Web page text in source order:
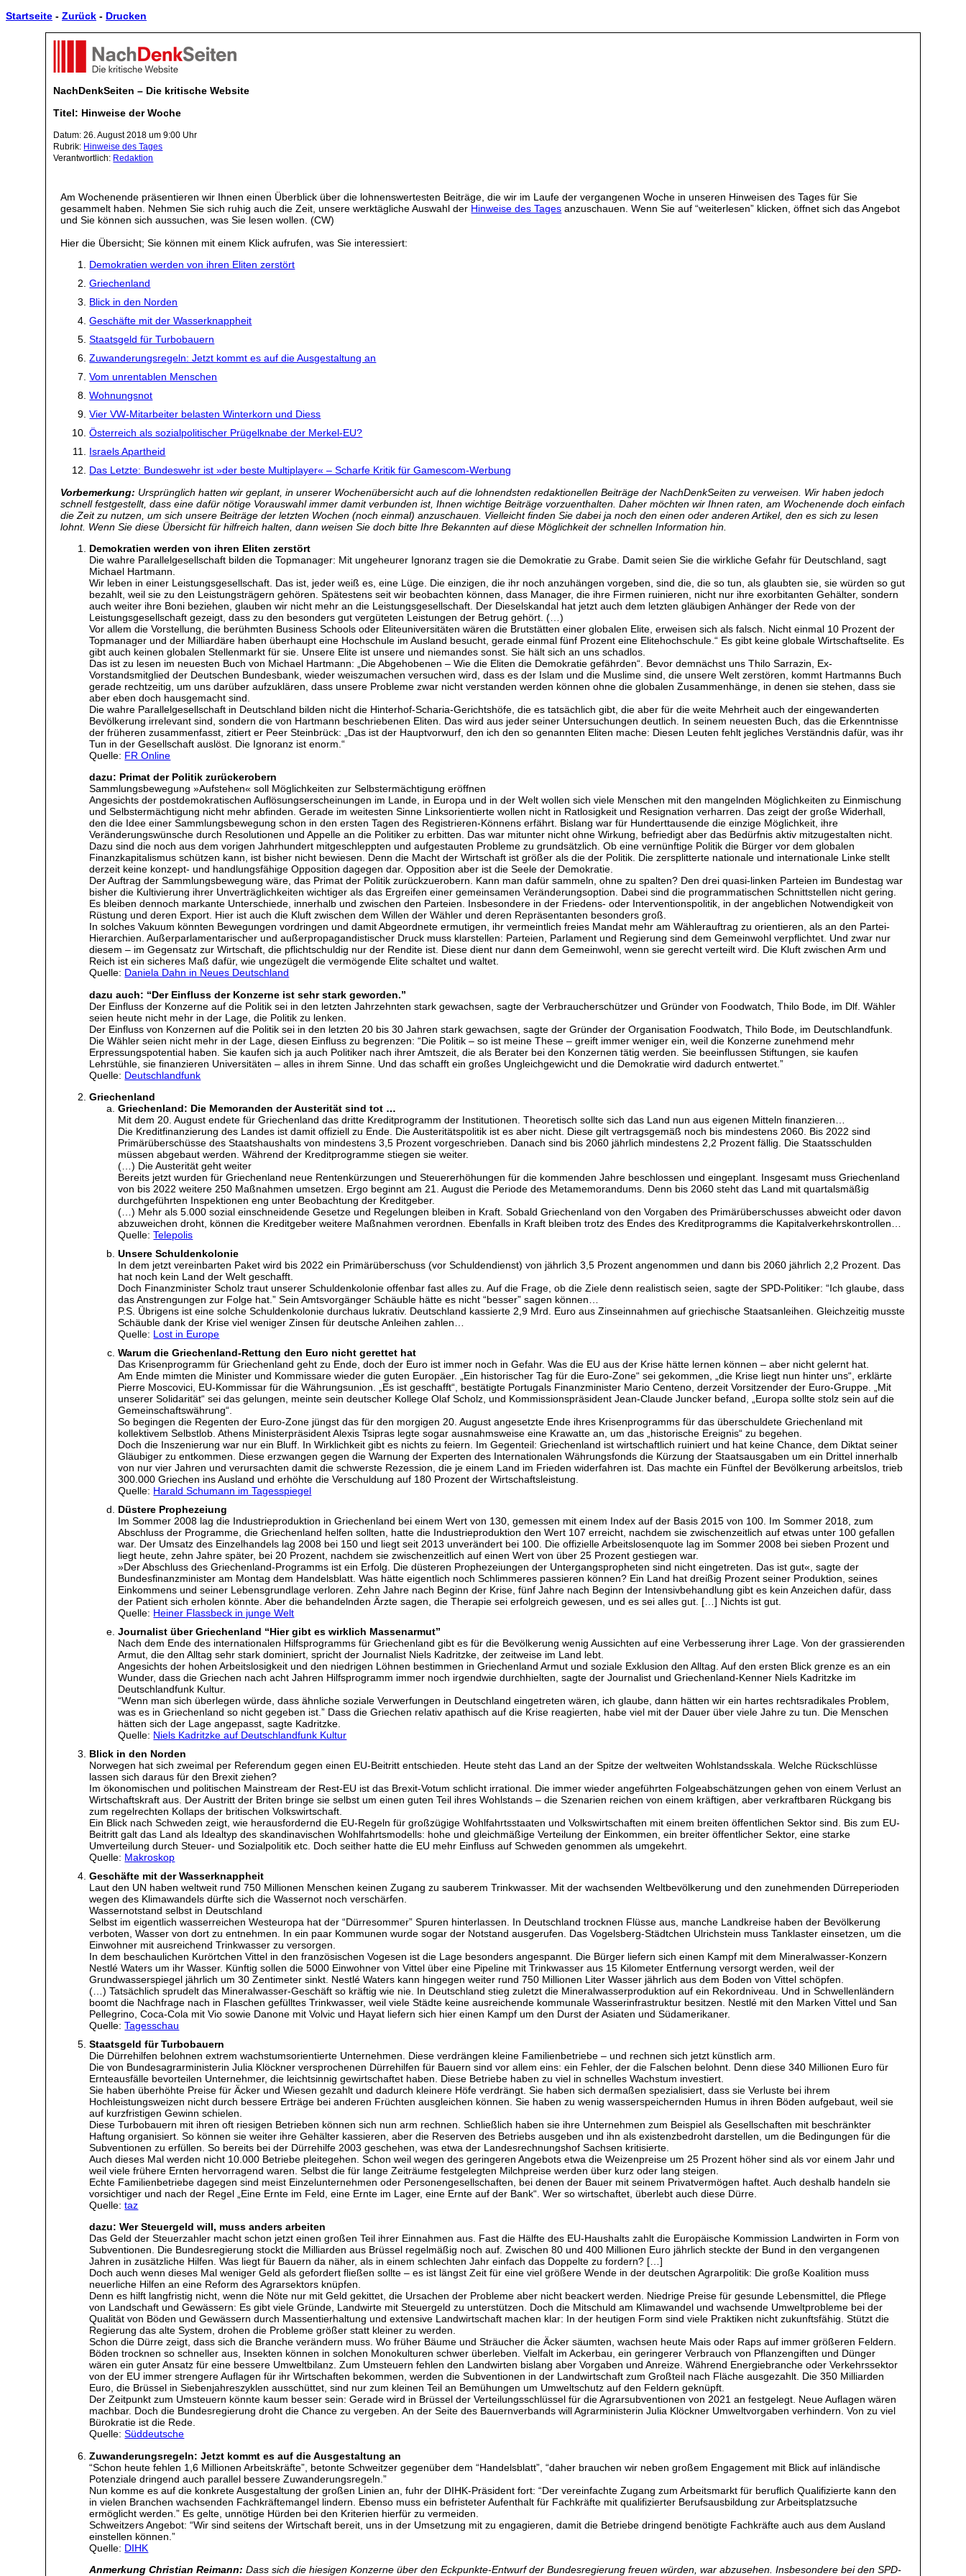
Startseite - Zurück - Drucken
NachDenkSeiten – Die kritische Website
Titel: Hinweise der Woche
Datum: 26. August 2018 um 9:00 Uhr
Rubrik: Hinweise des Tages
Verantwortlich: Redaktion
Am Wochenende präsentieren wir Ihnen einen Überblick über die lohnenswertesten Beiträge, die wir im Laufe der vergangenen Woche in unseren Hinweisen des Tages für Sie
gesammelt haben. Nehmen Sie sich ruhig auch die Zeit, unsere werktägliche Auswahl der Hinweise des Tages anzuschauen. Wenn Sie auf “weiterlesen” klicken, öffnet sich das Angebot
und Sie können sich aussuchen, was Sie lesen wollen. (CW)
Hier die Übersicht; Sie können mit einem Klick aufrufen, was Sie interessiert:
Demokratien werden von ihren Eliten zerstört
Griechenland
Blick in den Norden
Geschäfte mit der Wasserknappheit
Staatsgeld für Turbobauern
Zuwanderungsregeln: Jetzt kommt es auf die Ausgestaltung an
Vom unrentablen Menschen
Wohnungsnot
Vier VW-Mitarbeiter belasten Winterkorn und Diess
Österreich als sozialpolitischer Prügelknabe der Merkel-EU?
Israels Apartheid
Das Letzte: Bundeswehr ist »der beste Multiplayer« – Scharfe Kritik für Gamescom-Werbung
Vorbemerkung: Ursprünglich hatten wir geplant, in unserer Wochenübersicht auch auf die lohnendsten redaktionellen Beiträge der NachDenkSeiten zu verweisen. Wir haben jedoch
schnell festgestellt, dass eine dafür nötige Vorauswahl immer damit verbunden ist, Ihnen wichtige Beiträge vorzuenthalten. Daher möchten wir Ihnen raten, am Wochenende doch einfach
die Zeit zu nutzen, um sich unsere Beiträge der letzten Wochen (noch einmal) anzuschauen. Vielleicht finden Sie dabei ja noch den einen oder anderen Artikel, den es sich zu lesen
lohnt. Wenn Sie diese Übersicht für hilfreich halten, dann weisen Sie doch bitte Ihre Bekannten auf diese Möglichkeit der schnellen Information hin.
Demokratien werden von ihren Eliten zerstört
Die wahre Parallelgesellschaft bilden die Topmanager: Mit ungeheurer Ignoranz tragen sie die Demokratie zu Grabe. Damit seien Sie die wirkliche Gefahr für Deutschland, sagt
Michael Hartmann.
Wir leben in einer Leistungsgesellschaft. Das ist, jeder weiß es, eine Lüge. Die einzigen, die ihr noch anzuhängen vorgeben, sind die, die so tun, als glaubten sie, sie würden so gut
bezahlt, weil sie zu den Leistungsträgern gehören. Spätestens seit wir beobachten können, dass Manager, die ihre Firmen ruinieren, nicht nur ihre exorbitanten Gehälter, sondern
auch weiter ihre Boni beziehen, glauben wir nicht mehr an die Leistungsgesellschaft. Der Dieselskandal hat jetzt auch dem letzten gläubigen Anhänger der Rede von der
Leistungsgesellschaft gezeigt, dass zu den besonders gut vergüteten Leistungen der Betrug gehört. (…)
Vor allem die Vorstellung, die berühmten Business Schools oder Eliteuniversitäten wären die Brutstätten einer globalen Elite, erweisen sich als falsch. Nicht einmal 10 Prozent der
Topmanager und der Milliardäre haben überhaupt eine Hochschule im Ausland besucht, gerade einmal fünf Prozent eine Elitehochschule.“ Es gibt keine globale Wirtschaftselite. Es
gibt auch keinen globalen Stellenmarkt für sie. Unsere Elite ist unsere und niemandes sonst. Sie hält sich an uns schadlos.
Das ist zu lesen im neuesten Buch von Michael Hartmann: „Die Abgehobenen – Wie die Eliten die Demokratie gefährden“. Bevor demnächst uns Thilo Sarrazin, Ex-
Vorstandsmitglied der Deutschen Bundesbank, wieder weiszumachen versuchen wird, dass es der Islam und die Muslime sind, die unsere Welt zerstören, kommt Hartmanns Buch
gerade rechtzeitig, um uns darüber aufzuklären, dass unsere Probleme zwar nicht verstanden werden können ohne die globalen Zusammenhänge, in denen sie stehen, dass sie
aber eben doch hausgemacht sind.
Die wahre Parallelgesellschaft in Deutschland bilden nicht die Hinterhof-Scharia-Gerichtshöfe, die es tatsächlich gibt, die aber für die weite Mehrheit auch der eingewanderten
Bevölkerung irrelevant sind, sondern die von Hartmann beschriebenen Eliten. Das wird aus jeder seiner Untersuchungen deutlich. In seinem neuesten Buch, das die Erkenntnisse
der früheren zusammenfasst, zitiert er Peer Steinbrück: „Das ist der Hauptvorwurf, den ich den so genannten Eliten mache: Diesen Leuten fehlt jegliches Verständnis dafür, was ihr
Tun in der Gesellschaft auslöst. Die Ignoranz ist enorm.“
Quelle: FR Online
dazu: Primat der Politik zurückerobern
Sammlungsbewegung »Aufstehen« soll Möglichkeiten zur Selbstermächtigung eröffnen
Angesichts der postdemokratischen Auflösungserscheinungen im Lande, in Europa und in der Welt wollen sich viele Menschen mit den mangelnden Möglichkeiten zu Einmischung
und Selbstermächtigung nicht mehr abfinden. Gerade im weitesten Sinne Linksorientierte wollen nicht in Ratlosigkeit und Resignation verharren. Das zeigt der große Widerhall,
den die Idee einer Sammlungsbewegung schon in den ersten Tagen des Registrieren-Könnens erfährt. Bislang war für Hunderttausende die einzige Möglichkeit, ihre
Veränderungswünsche durch Resolutionen und Appelle an die Politiker zu erbitten. Das war mitunter nicht ohne Wirkung, befriedigt aber das Bedürfnis aktiv mitzugestalten nicht.
Dazu sind die noch aus dem vorigen Jahrhundert mitgeschleppten und aufgestauten Probleme zu grundsätzlich. Ob eine vernünftige Politik die Bürger vor dem globalen
Finanzkapitalismus schützen kann, ist bisher nicht bewiesen. Denn die Macht der Wirtschaft ist größer als die der Politik. Die zersplitterte nationale und internationale Linke stellt
derzeit keine konzept- und handlungsfähige Opposition dagegen dar. Opposition aber ist die Seele der Demokratie.
Der Auftrag der Sammlungsbewegung wäre, das Primat der Politik zurückzuerobern. Kann man dafür sammeln, ohne zu spalten? Den drei quasi-linken Parteien im Bundestag war
bisher die Kultivierung ihrer Unverträglichkeiten wichtiger als das Ergreifen einer gemeinsamen Veränderungsoption. Dabei sind die programmatischen Schnittstellen nicht gering.
Es bleiben dennoch markante Unterschiede, innerhalb und zwischen den Parteien. Insbesondere in der Friedens- oder Interventionspolitik, in der angeblichen Notwendigkeit von
Rüstung und deren Export. Hier ist auch die Kluft zwischen dem Willen der Wähler und deren Repräsentanten besonders groß.
In solches Vakuum könnten Bewegungen vordringen und damit Abgeordnete ermutigen, ihr vermeintlich freies Mandat mehr am Wählerauftrag zu orientieren, als an den Partei-
Hierarchien. Außerparlamentarischer und außerpropagandistischer Druck muss klarstellen: Parteien, Parlament und Regierung sind dem Gemeinwohl verpflichtet. Und zwar nur
diesem – im Gegensatz zur Wirtschaft, die pflichtschuldig nur der Rendite ist. Diese dient nur dann dem Gemeinwohl, wenn sie gerecht verteilt wird. Die Kluft zwischen Arm und
Reich ist ein sicheres Maß dafür, wie ungezügelt die vermögende Elite schaltet und waltet.
Quelle: Daniela Dahn in Neues Deutschland
dazu auch: “Der Einfluss der Konzerne ist sehr stark geworden.”
Der Einfluss der Konzerne auf die Politik sei in den letzten Jahrzehnten stark gewachsen, sagte der Verbraucherschützer und Gründer von Foodwatch, Thilo Bode, im Dlf. Wähler
seien heute nicht mehr in der Lage, die Politik zu lenken.
Der Einfluss von Konzernen auf die Politik sei in den letzten 20 bis 30 Jahren stark gewachsen, sagte der Gründer der Organisation Foodwatch, Thilo Bode, im Deutschlandfunk.
Die Wähler seien nicht mehr in der Lage, diesen Einfluss zu begrenzen: “Die Politik – so ist meine These – greift immer weniger ein, weil die Konzerne zunehmend mehr
Erpressungspotential haben. Sie kaufen sich ja auch Politiker nach ihrer Amtszeit, die als Berater bei den Konzernen tätig werden. Sie beeinflussen Stiftungen, sie kaufen
Lehrstühle, sie finanzieren Universitäten – alles in ihrem Sinne. Und das schafft ein großes Ungleichgewicht und die Demokratie wird dadurch entwertet.”
Quelle: Deutschlandfunk
Griechenland
Griechenland: Die Memoranden der Austerität sind tot …
Mit dem 20. August endete für Griechenland das dritte Kreditprogramm der Institutionen. Theoretisch sollte sich das Land nun aus eigenen Mitteln finanzieren…
Die Kreditfinanzierung des Landes ist damit offiziell zu Ende. Die Austeritätspolitik ist es aber nicht. Diese gilt vertragsgemäß noch bis mindestens 2060. Bis 2022 sind
Primärüberschüsse des Staatshaushalts von mindestens 3,5 Prozent vorgeschrieben. Danach sind bis 2060 jährlich mindestens 2,2 Prozent fällig. Die Staatsschulden
müssen abgebaut werden. Während der Kreditprogramme stiegen sie weiter.
(…) Die Austerität geht weiter
Bereits jetzt wurden für Griechenland neue Rentenkürzungen und Steuererhöhungen für die kommenden Jahre beschlossen und eingeplant. Insgesamt muss Griechenland
von bis 2022 weitere 250 Maßnahmen umsetzen. Ergo beginnt am 21. August die Periode des Metamemorandums. Denn bis 2060 steht das Land mit quartalsmäßig
durchgeführten Inspektionen eng unter Beobachtung der Kreditgeber.
(…) Mehr als 5.000 sozial einschneidende Gesetze und Regelungen bleiben in Kraft. Sobald Griechenland von den Vorgaben des Primärüberschusses abweicht oder davon
abzuweichen droht, können die Kreditgeber weitere Maßnahmen verordnen. Ebenfalls in Kraft bleiben trotz des Endes des Kreditprogramms die Kapitalverkehrskontrollen…
Quelle:Telepolis
Unsere Schuldenkolonie
In dem jetzt vereinbarten Paket wird bis 2022 ein Primärüberschuss (vor Schuldendienst) von jährlich 3,5 Prozent angenommen und dann bis 2060 jährlich 2,2 Prozent. Das
hat noch kein Land der Welt geschafft.
Doch Finanzminister Scholz traut unserer Schuldenkolonie offenbar fast alles zu. Auf die Frage, ob die Ziele denn realistisch seien, sagte der SPD-Politiker: “Ich glaube, dass
das Anstrengungen zur Folge hat.” Sein Amtsvorgänger Schäuble hätte es nicht “besser” sagen können…
P.S. Übrigens ist eine solche Schuldenkolonie durchaus lukrativ. Deutschland kassierte 2,9 Mrd. Euro aus Zinseinnahmen auf griechische Staatsanleihen. Gleichzeitig musste
Schäuble dank der Krise viel weniger Zinsen für deutsche Anleihen zahlen…
Quelle: Lost in Europe
Warum die Griechenland-Rettung den Euro nicht gerettet hat
Das Krisenprogramm für Griechenland geht zu Ende, doch der Euro ist immer noch in Gefahr. Was die EU aus der Krise hätte lernen können – aber nicht gelernt hat.
Am Ende mimten die Minister und Kommissare wieder die guten Europäer. „Ein historischer Tag für die Euro-Zone“ sei gekommen, „die Krise liegt nun hinter uns“, erklärte
Pierre Moscovici, EU-Kommissar für die Währungsunion. „Es ist geschafft“, bestätigte Portugals Finanzminister Mario Centeno, derzeit Vorsitzender der Euro-Gruppe. „Mit
unserer Solidarität“ sei das gelungen, meinte sein deutscher Kollege Olaf Scholz, und Kommissionspräsident Jean-Claude Juncker befand, „Europa sollte stolz sein auf die
Gemeinschaftswährung“.
So begingen die Regenten der Euro-Zone jüngst das für den morgigen 20. August angesetzte Ende ihres Krisenprogramms für das überschuldete Griechenland mit
kollektivem Selbstlob. Athens Ministerpräsident Alexis Tsipras legte sogar ausnahmsweise eine Krawatte an, um das „historische Ereignis“ zu begehen.
Doch die Inszenierung war nur ein Bluff. In Wirklichkeit gibt es nichts zu feiern. Im Gegenteil: Griechenland ist wirtschaftlich ruiniert und hat keine Chance, dem Diktat seiner
Gläubiger zu entkommen. Diese erzwangen gegen die Warnung der Experten des Internationalen Währungsfonds die Kürzung der Staatsausgaben um ein Drittel innerhalb
von nur vier Jahren und verursachten damit die schwerste Rezession, die je einem Land im Frieden widerfahren ist. Das machte ein Fünftel der Bevölkerung arbeitslos, trieb
300.000 Griechen ins Ausland und erhöhte die Verschuldung auf 180 Prozent der Wirtschaftsleistung.
Quelle: Harald Schumann im Tagesspiegel
Düstere Prophezeiung
Im Sommer 2008 lag die Industrieproduktion in Griechenland bei einem Wert von 130, gemessen mit einem Index auf der Basis 2015 von 100. Im Sommer 2018, zum
Abschluss der Programme, die Griechenland helfen sollten, hatte die Industrieproduktion den Wert 107 erreicht, nachdem sie zwischenzeitlich auf etwas unter 100 gefallen
war. Der Umsatz des Einzelhandels lag 2008 bei 150 und liegt seit 2013 unverändert bei 100. Die offizielle Arbeitslosenquote lag im Sommer 2008 bei sieben Prozent und
liegt heute, zehn Jahre später, bei 20 Prozent, nachdem sie zwischenzeitlich auf einen Wert von über 25 Prozent gestiegen war.
»Der Abschluss des Griechenland-Programms ist ein Erfolg. Die düsteren Prophezeiungen der Untergangspropheten sind nicht eingetreten. Das ist gut«, sagte der
Bundesfinanzminister am Montag dem Handelsblatt. Was hätte eigentlich noch Schlimmeres passieren können? Ein Land hat dreißig Prozent seiner Produktion, seines
Einkommens und seiner Lebensgrundlage verloren. Zehn Jahre nach Beginn der Krise, fünf Jahre nach Beginn der Intensivbehandlung gibt es kein Anzeichen dafür, dass
der Patient sich erholen könnte. Aber die behandelnden Ärzte sagen, die Therapie sei erfolgreich gewesen, und es sei alles gut. […] Nichts ist gut.
Quelle: Heiner Flassbeck in junge Welt
Journalist über Griechenland “Hier gibt es wirklich Massenarmut”
Nach dem Ende des internationalen Hilfsprogramms für Griechenland gibt es für die Bevölkerung wenig Aussichten auf eine Verbesserung ihrer Lage. Von der grassierenden
Armut, die den Alltag sehr stark dominiert, spricht der Journalist Niels Kadritzke, der zeitweise im Land lebt.
Angesichts der hohen Arbeitslosigkeit und den niedrigen Löhnen bestimmen in Griechenland Armut und soziale Exklusion den Alltag. Auf den ersten Blick grenze es an ein
Wunder, dass die Griechen nach acht Jahren Hilfsprogramm immer noch irgendwie durchhielten, sagte der Journalist und Griechenland-Kenner Niels Kadritzke im
Deutschlandfunk Kultur.
“Wenn man sich überlegen würde, dass ähnliche soziale Verwerfungen in Deutschland eingetreten wären, ich glaube, dann hätten wir ein hartes rechtsradikales Problem,
was es in Griechenland so nicht gegeben ist.” Dass die Griechen relativ apathisch auf die Krise reagierten, habe viel mit der Dauer über viele Jahre zu tun. Die Menschen
hätten sich der Lage angepasst, sagte Kadritzke.
Quelle: Niels Kadritzke auf Deutschlandfunk Kultur
Blick in den Norden
Norwegen hat sich zweimal per Referendum gegen einen EU-Beitritt entschieden. Heute steht das Land an der Spitze der weltweiten Wohlstandsskala. Welche Rückschlüsse
lassen sich daraus für den Brexit ziehen?
Im ökonomischen und politischen Mainstream der Rest-EU ist das Brexit-Votum schlicht irrational. Die immer wieder angeführten Folgeabschätzungen gehen von einem Verlust an
Wirtschaftskraft aus. Der Austritt der Briten bringe sie selbst um einen guten Teil ihres Wohlstands – die Szenarien reichen von einem kräftigen, aber verkraftbaren Rückgang bis
zum regelrechten Kollaps der britischen Volkswirtschaft.
Ein Blick nach Schweden zeigt, wie herausfordernd die EU-Regeln für großzügige Wohlfahrtsstaaten und Volkswirtschaften mit einem breiten öffentlichen Sektor sind. Bis zum EU-
Beitritt galt das Land als Idealtyp des skandinavischen Wohlfahrtsmodells: hohe und gleichmäßige Verteilung der Einkommen, ein breiter öffentlicher Sektor, eine starke
Umverteilung durch Steuer- und Sozialpolitik etc. Doch seither hatte die EU mehr Einfluss auf Schweden genommen als umgekehrt.
Quelle: Makroskop
Geschäfte mit der Wasserknappheit
Laut den UN haben weltweit rund 750 Millionen Menschen keinen Zugang zu sauberem Trinkwasser. Mit der wachsenden Weltbevölkerung und den zunehmenden Dürreperioden
wegen des Klimawandels dürfte sich die Wassernot noch verschärfen.
Wassernotstand selbst in Deutschland
Selbst im eigentlich wasserreichen Westeuropa hat der “Dürresommer” Spuren hinterlassen. In Deutschland trocknen Flüsse aus, manche Landkreise haben der Bevölkerung
verboten, Wasser von dort zu entnehmen. In ein paar Kommunen wurde sogar der Notstand ausgerufen. Das Vogelsberg-Städtchen Ulrichstein muss Tanklaster einsetzen, um die
Einwohner mit ausreichend Trinkwasser zu versorgen.
In dem beschaulichen Kurörtchen Vittel in den französischen Vogesen ist die Lage besonders angespannt. Die Bürger liefern sich einen Kampf mit dem Mineralwasser-Konzern
Nestlé Waters um ihr Wasser. Künftig sollen die 5000 Einwohner von Vittel über eine Pipeline mit Trinkwasser aus 15 Kilometer Entfernung versorgt werden, weil der
Grundwasserspiegel jährlich um 30 Zentimeter sinkt. Nestlé Waters kann hingegen weiter rund 750 Millionen Liter Wasser jährlich aus dem Boden von Vittel schöpfen.
(…) Tatsächlich sprudelt das Mineralwasser-Geschäft so kräftig wie nie. In Deutschland stieg zuletzt die Mineralwasserproduktion auf ein Rekordniveau. Und in Schwellenländern
boomt die Nachfrage nach in Flaschen gefülltes Trinkwasser, weil viele Städte keine ausreichende kommunale Wasserinfrastruktur besitzen. Nestlé mit den Marken Vittel und San
Pellegrino, Coca-Cola mit Vio sowie Danone mit Volvic und Hayat liefern sich hier einen Kampf um den Durst der Asiaten und Südamerikaner.
Quelle:Tagesschau
Staatsgeld für Turbobauern
Die Dürrehilfen belohnen extrem wachstumsorientierte Unternehmen. Diese verdrängen kleine Familienbetriebe – und rechnen sich jetzt künstlich arm.
Die von Bundesagrarministerin Julia Klöckner versprochenen Dürrehilfen für Bauern sind vor allem eins: ein Fehler, der die Falschen belohnt. Denn diese 340 Millionen Euro für
Ernteausfälle bevorteilen Unternehmer, die leichtsinnig gewirtschaftet haben. Diese Betriebe haben zu viel in schnelles Wachstum investiert.
Sie haben überhöhte Preise für Äcker und Wiesen gezahlt und dadurch kleinere Höfe verdrängt. Sie haben sich dermaßen spezialisiert, dass sie Verluste bei ihrem
Hochleistungsweizen nicht durch bessere Erträge bei anderen Früchten ausgleichen können. Sie haben zu wenig wasserspeichernden Humus in ihren Böden aufgebaut, weil sie
auf kurzfristigen Gewinn schielen.
Diese Turbobauern mit ihren oft riesigen Betrieben können sich nun arm rechnen. Schließlich haben sie ihre Unternehmen zum Beispiel als Gesellschaften mit beschränkter
Haftung organisiert. So können sie weiter ihre Gehälter kassieren, aber die Reserven des Betriebs ausgeben und ihn als existenzbedroht darstellen, um die Bedingungen für die
Subventionen zu erfüllen. So bereits bei der Dürrehilfe 2003 geschehen, was etwa der Landesrechnungshof Sachsen kritisierte.
Auch dieses Mal werden nicht 10.000 Betriebe pleitegehen. Schon weil wegen des geringeren Angebots etwa die Weizenpreise um 25 Prozent höher sind als vor einem Jahr und
weil viele frühere Ernten hervorragend waren. Selbst die für lange Zeiträume festgelegten Milchpreise werden über kurz oder lang steigen.
Echte Familienbetriebe dagegen sind meist Einzelunternehmen oder Personengesellschaften, bei denen der Bauer mit seinem Privatvermögen haftet. Auch deshalb handeln sie
vorsichtiger und nach der Regel „Eine Ernte im Feld, eine Ernte im Lager, eine Ernte auf der Bank“. Wer so wirtschaftet, überlebt auch diese Dürre.
Quelle:taz
dazu: Wer Steuergeld will, muss anders arbeiten
Das Geld der Steuerzahler macht schon jetzt einen großen Teil ihrer Einnahmen aus. Fast die Hälfte des EU-Haushalts zahlt die Europäische Kommission Landwirten in Form von
Subventionen. Die Bundesregierung stockt die Milliarden aus Brüssel regelmäßig noch auf. Zwischen 80 und 400 Millionen Euro jährlich steckte der Bund in den vergangenen
Jahren in zusätzliche Hilfen. Was liegt für Bauern da näher, als in einem schlechten Jahr einfach das Doppelte zu fordern? […]
Doch auch wenn dieses Mal weniger Geld als gefordert fließen sollte – es ist längst Zeit für eine viel größere Wende in der deutschen Agrarpolitik: Die große Koalition muss
neuerliche Hilfen an eine Reform des Agrarsektors knüpfen.
Denn es hilft langfristig nicht, wenn die Nöte nur mit Geld gekittet, die Ursachen der Probleme aber nicht beackert werden. Niedrige Preise für gesunde Lebensmittel, die Pflege
von Landschaft und Gewässern: Es gibt viele Gründe, Landwirte mit Steuergeld zu unterstützen. Doch die Mitschuld am Klimawandel und wachsende Umweltprobleme bei der
Qualität von Böden und Gewässern durch Massentierhaltung und extensive Landwirtschaft machen klar: In der heutigen Form sind viele Praktiken nicht zukunftsfähig. Stützt die
Regierung das alte System, drohen die Probleme größer statt kleiner zu werden.
Schon die Dürre zeigt, dass sich die Branche verändern muss. Wo früher Bäume und Sträucher die Äcker säumten, wachsen heute Mais oder Raps auf immer größeren Feldern.
Böden trocknen so schneller aus, Insekten können in solchen Monokulturen schwer überleben. Vielfalt im Ackerbau, ein geringerer Verbrauch von Pflanzengiften und Dünger
wären ein guter Ansatz für eine bessere Umweltbilanz. Zum Umsteuern fehlen den Landwirten bislang aber Vorgaben und Anreize. Während Energiebranche oder Verkehrssektor
von der EU immer strengere Auflagen für ihr Wirtschaften bekommen, werden die Subventionen in der Landwirtschaft zum Großteil nach Fläche ausgezahlt. Die 350 Milliarden
Euro, die Brüssel in Siebenjahreszyklen ausschüttet, sind nur zum kleinen Teil an Bemühungen um Umweltschutz auf den Feldern geknüpft.
Der Zeitpunkt zum Umsteuern könnte kaum besser sein: Gerade wird in Brüssel der Verteilungsschlüssel für die Agrarsubventionen von 2021 an festgelegt. Neue Auflagen wären
machbar. Doch die Bundesregierung droht die Chance zu vergeben. An der Seite des Bauernverbands will Agrarministerin Julia Klöckner Umweltvorgaben verhindern. Von zu viel
Bürokratie ist die Rede.
Quelle:Süddeutsche
Zuwanderungsregeln: Jetzt kommt es auf die Ausgestaltung an
“Schon heute fehlen 1,6 Millionen Arbeitskräfte”, betonte Schweitzer gegenüber dem “Handelsblatt”, “daher brauchen wir neben großem Engagement mit Blick auf inländische
Potenziale dringend auch parallel bessere Zuwanderungsregeln.”
Nun komme es auf die konkrete Ausgestaltung der großen Linien an, fuhr der DIHK-Präsident fort: “Der vereinfachte Zugang zum Arbeitsmarkt für beruflich Qualifizierte kann den
in vielen Branchen wachsenden Fachkräftemangel lindern. Ebenso muss ein befristeter Aufenthalt für Fachkräfte mit qualifizierter Berufsausbildung zur Arbeitsplatzsuche
ermöglicht werden.” Es gelte, unnötige Hürden bei den Kriterien hierfür zu vermeiden.
Schweitzers Angebot: “Wir sind seitens der Wirtschaft bereit, uns in der Umsetzung mit zu engagieren, damit die Betriebe dringend benötigte Fachkräfte auch aus dem Ausland
einstellen können.”
Quelle: DIHK
Anmerkung Christian Reimann: Dass sich die hiesigen Konzerne über den Eckpunkte-Entwurf der Bundesregierung freuen würden, war abzusehen. Insbesondere bei den SPD-